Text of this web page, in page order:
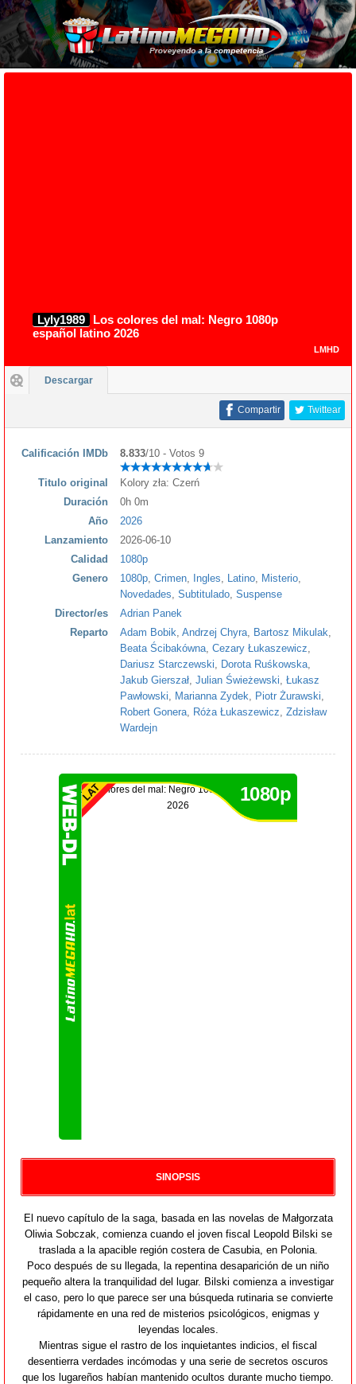
Lyly1989
Los colores del mal: Negro 1080p
español latino 2026
LMHD
Descargar
Twittear
Compartir
Calificación IMDb 8.833/10 - Votos 9
Titulo original
Kolory zła: Czerń
Duración
0h 0m
Año
2026
Lanzamiento
2026-06-10
Calidad
1080p
Genero
1080p Crimen Ingles Latino Misterio
Novedades Subtitulado Suspense
Director/es
Adrian Panek
Reparto
Adam Bobik Andrzej Chyra Bartosz Mikulak
Beata Ścibakówna Cezary Łukaszewicz
Dariusz Starczewski
Dorota Ruśkowska
Jakub Gierszał Julian Świeżewski Łukasz
Pawłowski
Marianna Zydek Piotr Żurawski
Robert Gonera
Róża Łukaszewicz Zdzisław
Wardejn
1080p
SINOPSIS
El nuevo capítulo de la saga, basada en las novelas de Małgorzata
Oliwia Sobczak, comienza cuando el joven fiscal Leopold Bilski se
traslada a la apacible región costera de Casubia, en Polonia.
Poco después de su llegada, la repentina desaparición de un niño
pequeño altera la tranquilidad del lugar. Bilski comienza a investigar
el caso, pero lo que parece ser una búsqueda rutinaria se convierte
rápidamente en una red de misterios psicológicos, enigmas y
leyendas locales.
Mientras sigue el rastro de los inquietantes indicios, el fiscal
desentierra verdades incómodas y una serie de secretos oscuros
que los lugareños habían mantenido ocultos durante mucho tiempo.